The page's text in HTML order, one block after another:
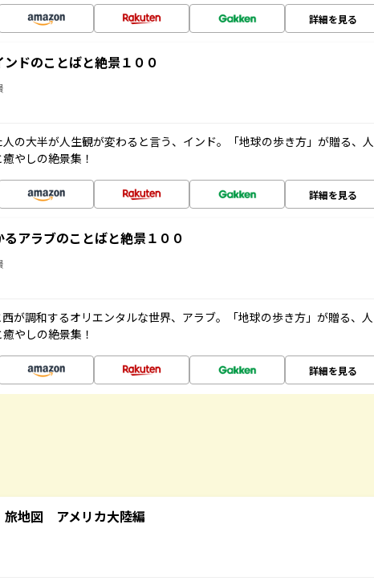
詳細を見る
ドのことばと絶景１００
の大半が人生観が変わると言う、インド。「地球の歩き方」が贈る、人
やしの絶景集！
詳細を見る
アラブのことばと絶景１００
が調和するオリエンタルな世界、アラブ。「地球の歩き方」が贈る、人
やしの絶景集！
詳細を見る
地図 アメリカ大陸編